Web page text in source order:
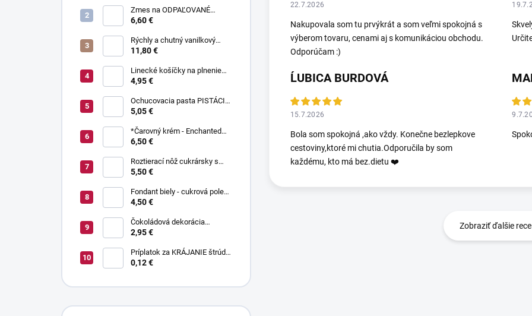
Zmes na ODPAĽOVANÉ
CESTO bez odpaľovania 500 g
6,60 €
Rýchly a chutný vanilkový
puding bez varenia 1 kg
11,80 €
Linecké košíčky na plnenie
300 g
4,95 €
Ochucovacia pasta PISTÁCIA
70 g
5,05 €
*Čarovný krém - Enchanted
Cream ® 450 g
6,50 €
Roztierací nôž cukrársky s
ohnutou čepeľou 37 cm
5,50 €
Fondant biely - cukrová poleva
800 g
4,50 €
Čokoládová dekorácia
pruhované paličky TWISTER
2,95 €
Príplatok za KRÁJANIE štrúdle
(1 ks) - zvoľte len pri osobnom
0,12 €
22.7.2026
Nakupovala som tu prvýkrát a som veľmi spokojná s
výberom tovaru, cenami aj s komunikáciou obchodu.
Odporúčam :)
ĹUBICA BURDOVÁ
15.7.2026
Bola som spokojná ,ako vždy. Konečne bezlepkove
cestoviny,ktoré mi chutia.Odporučila by som
každému, kto má bez.dietu ❤️
Zobraziť ďalšie